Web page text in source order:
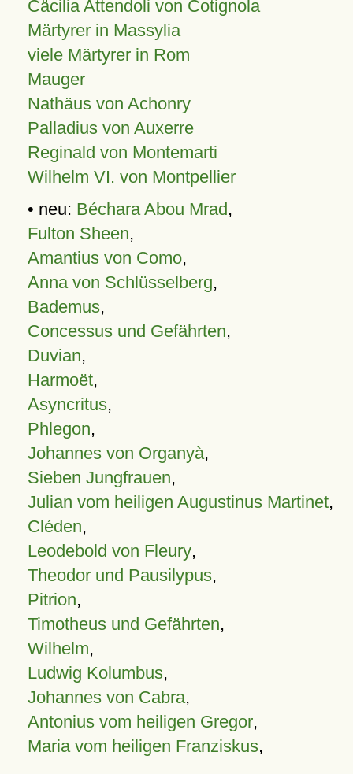
Cäcilia Attendoli von Cotignola
Märtyrer in Massylia
viele Märtyrer in Rom
Mauger
Nathäus von Achonry
Palladius von Auxerre
Reginald von Montemarti
Wilhelm VI. von Montpellier
• neu: Béchara Abou Mrad,
Fulton Sheen,
Amantius von Como,
Anna von Schlüsselberg,
Bademus,
Concessus und Gefährten,
Duvian,
Harmoët,
Asyncritus,
Phlegon,
Johannes von Organyà,
Sieben Jungfrauen,
Julian vom heiligen Augustinus Martinet,
Cléden,
Leodebold von Fleury,
Theodor und Pausilypus,
Pitrion,
Timotheus und Gefährten,
Wilhelm,
Ludwig Kolumbus,
Johannes von Cabra,
Antonius vom heiligen Gregor,
Maria vom heiligen Franziskus,